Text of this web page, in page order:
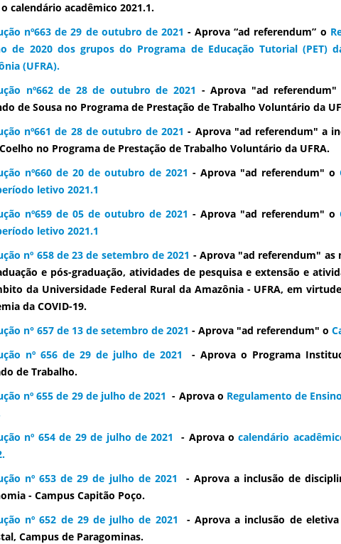
calendário acadêmico 2021.1.
nº663 de 29 de outubro de 2021 - Aprova “ad referendum” o
de 2020 dos grupos do Programa de Educação Tutorial (PET)
(UFRA).
nº662 de 28 de outubro de 2021 - Aprova "ad referendum"
de Sousa no Programa de Prestação de Trabalho Voluntário da
nº661 de 28 de outubro de 2021 - Aprova "ad referendum" a
no Programa de Prestação de Trabalho Voluntário da UFRA.
nº660 de 20 de outubro de 2021 - Aprova "ad referendum" o
letivo 2021.1
nº659 de 05 de outubro de 2021 - Aprova "ad referendum" o
letivo 2021.1
nº 658 de 23 de setembro de 2021 - Aprova "ad referendum" as
e pós-graduação, atividades de pesquisa e extensão e
da Universidade Federal Rural da Amazônia - UFRA, em
da COVID-19.
n° 657 de 13 de setembro de 2021 - Aprova "ad referendum" o
nº 656 de 29 de julho de 2021
- Aprova o Programa
de Trabalho.
nº 655 de 29 de julho de 2021 - Aprova o Regulamento de
nº 654 de 29 de julho de 2021
- Aprova ocalendário
nº 653 de 29 de julho de 2021 - Aprova a inclusão de
- Campus Capitão Poço.
nº 652 de 29 de julho de 2021 - Aprova a inclusão de
Campus de Paragominas.